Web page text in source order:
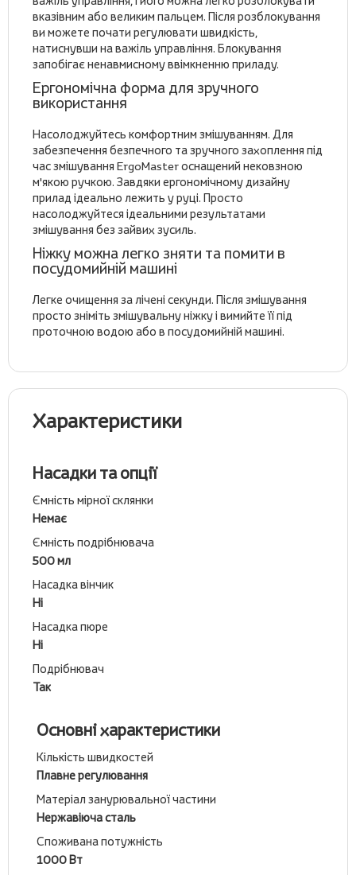
вказівним або великим пальцем. Після розблокування
ви можете почати регулювати швидкість,
натиснувши на важіль управління. Блокування
запобігає ненавмисному ввімкненню приладу.
Ергономічна форма для зручного
використання
Насолоджуйтесь комфортним змішуванням. Для
забезпечення безпечного та зручного захоплення під
час змішування ErgoMaster оснащений нековзною
м'якою ручкою. Завдяки ергономічному дизайну
прилад ідеально лежить у руці. Просто
насолоджуйтеся ідеальними результатами
змішування без зайвих зусиль.
Ніжку можна легко зняти та помити в
посудомийній машині
Легке очищення за лічені секунди. Після змішування
просто зніміть змішувальну ніжку і вимийте її під
проточною водою або в посудомийній машині.
Характеристики
Насадки та опції
Ємність мірної склянки
Немає
Ємність подрібнювача
500 мл
Насадка вінчик
Ні
Насадка пюре
Ні
Подрібнювач
Так
Основні характеристики
Кількість швидкостей
Плавне регулювання
Матеріал занурювальної частини
Нержавіюча сталь
Споживана потужність
1000 Вт